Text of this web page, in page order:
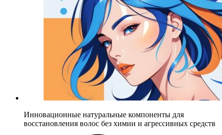
Инновационные натуральные компоненты для
восстановления волос без химии и агрессивных средств